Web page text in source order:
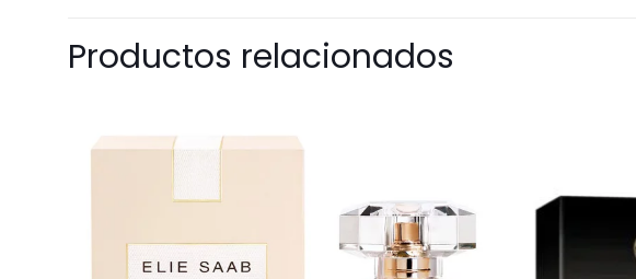
Productos relacionados